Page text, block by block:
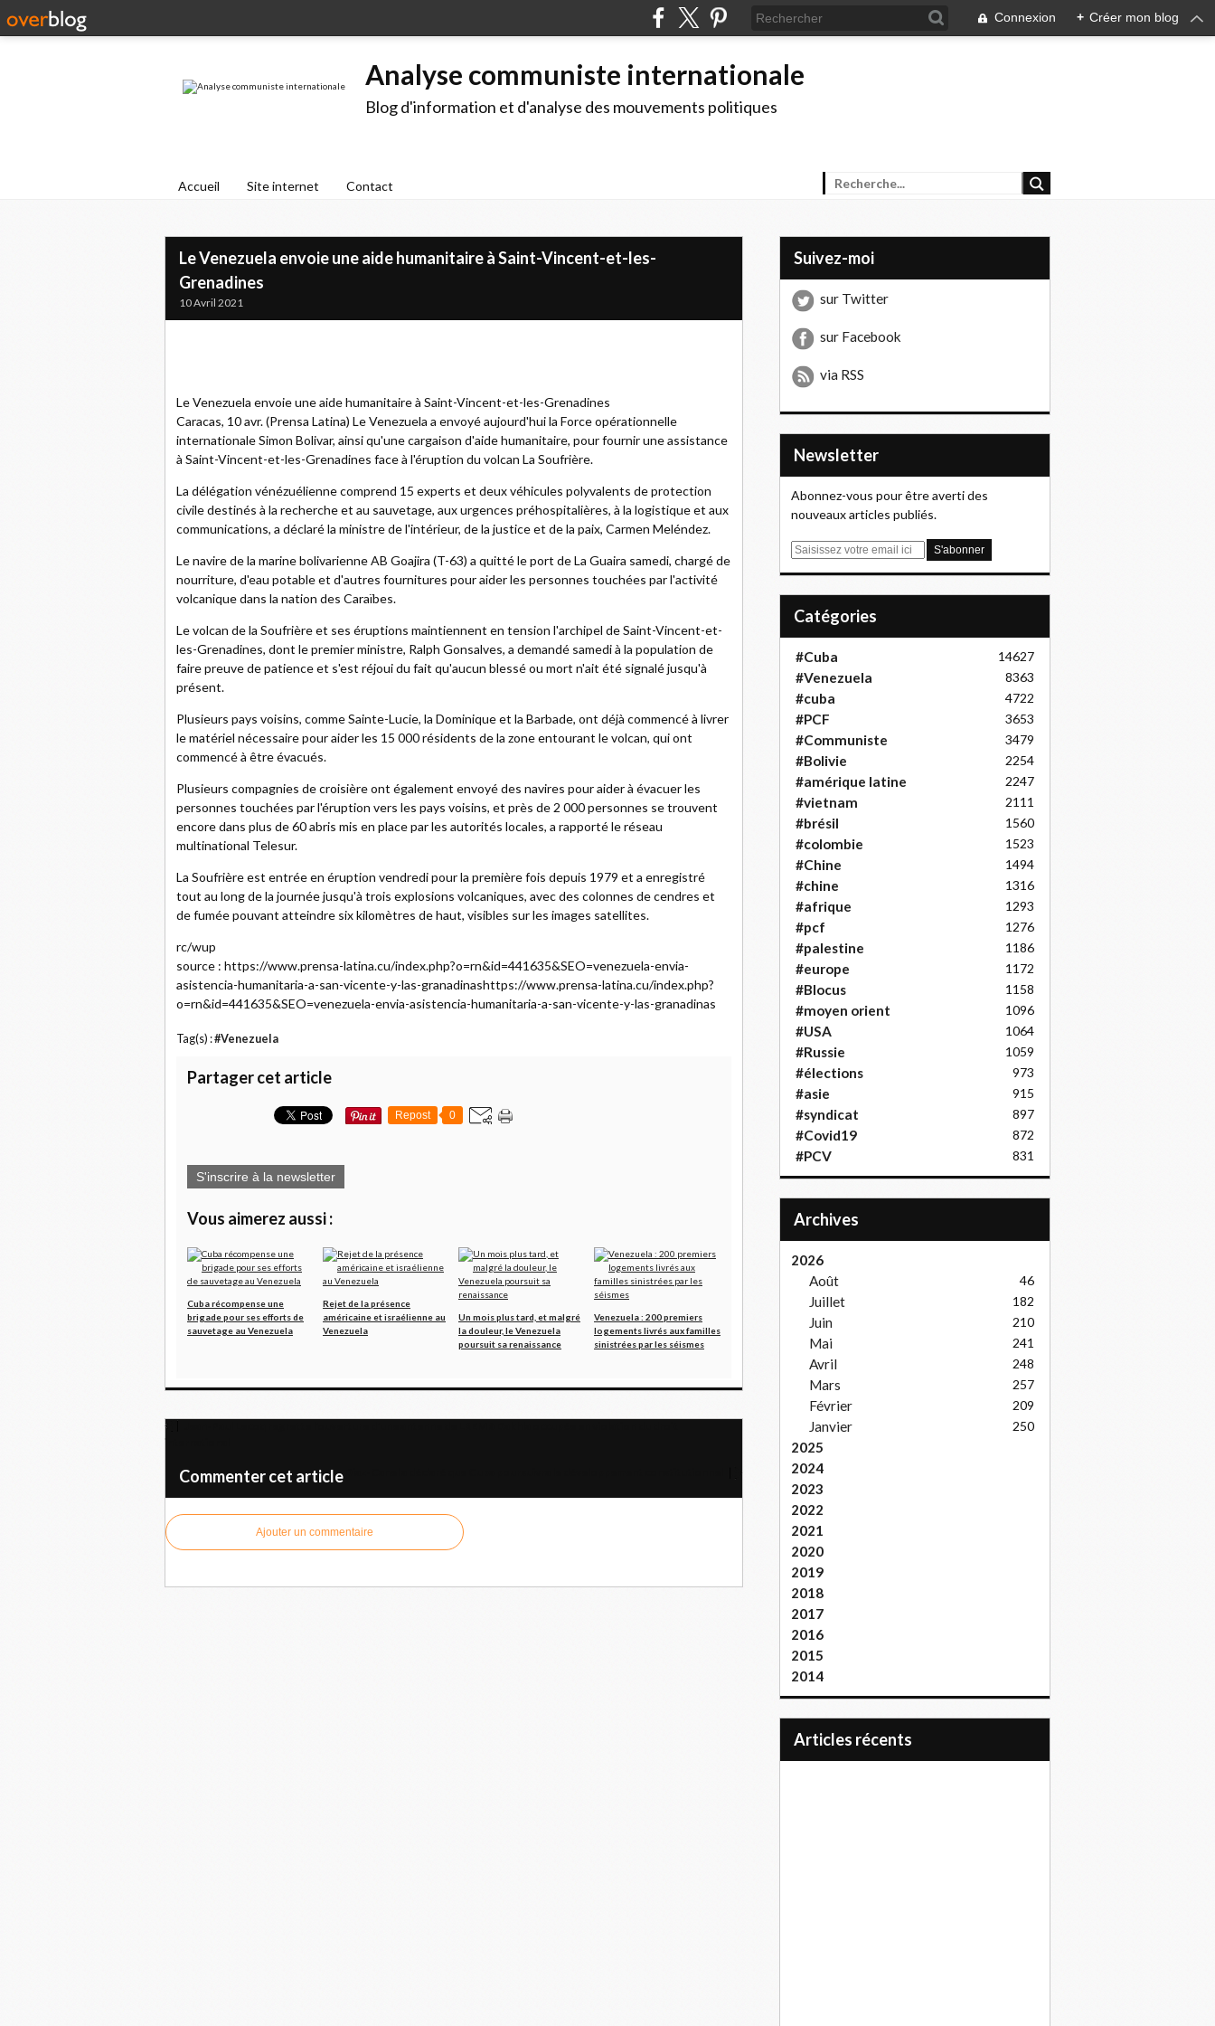
Connexion + Créer mon blog
Analyse communiste internationale
Blog d'information et d'analyse des mouvements politiques
Accueil Site internet Contact
Le Venezuela envoie une aide humanitaire à Saint-Vincent-et-les-
Grenadines
10 Avril 2021
Le Venezuela envoie une aide humanitaire à Saint-Vincent-et-les-Grenadines
Caracas, 10 avr. (Prensa Latina) Le Venezuela a envoyé aujourd'hui la Force opérationnelle
internationale Simon Bolivar, ainsi qu'une cargaison d'aide humanitaire, pour fournir une assistance
à Saint-Vincent-et-les-Grenadines face à l'éruption du volcan La Soufrière.
La délégation vénézuélienne comprend 15 experts et deux véhicules polyvalents de protection
civile destinés à la recherche et au sauvetage, aux urgences préhospitalières, à la logistique et aux
communications, a déclaré la ministre de l'intérieur, de la justice et de la paix, Carmen Meléndez.
Le navire de la marine bolivarienne AB Goajira (T-63) a quitté le port de La Guaira samedi, chargé de
nourriture, d'eau potable et d'autres fournitures pour aider les personnes touchées par l'activité
volcanique dans la nation des Caraïbes.
Le volcan de la Soufrière et ses éruptions maintiennent en tension l'archipel de Saint-Vincent-et-
les-Grenadines, dont le premier ministre, Ralph Gonsalves, a demandé samedi à la population de
faire preuve de patience et s'est réjoui du fait qu'aucun blessé ou mort n'ait été signalé jusqu'à
présent.
Plusieurs pays voisins, comme Sainte-Lucie, la Dominique et la Barbade, ont déjà commencé à livrer
le matériel nécessaire pour aider les 15 000 résidents de la zone entourant le volcan, qui ont
commencé à être évacués.
Plusieurs compagnies de croisière ont également envoyé des navires pour aider à évacuer les
personnes touchées par l'éruption vers les pays voisins, et près de 2 000 personnes se trouvent
encore dans plus de 60 abris mis en place par les autorités locales, a rapporté le réseau
multinational Telesur.
La Soufrière est entrée en éruption vendredi pour la première fois depuis 1979 et a enregistré
tout au long de la journée jusqu'à trois explosions volcaniques, avec des colonnes de cendres et
de fumée pouvant atteindre six kilomètres de haut, visibles sur les images satellites.
rc/wup
source : https://www.prensa-latina.cu/index.php?o=rn&id=441635&SEO=venezuela-envia-
asistencia-humanitaria-a-san-vicente-y-las-granadinashttps://www.prensa-latina.cu/index.php?
o=rn&id=441635&SEO=venezuela-envia-asistencia-humanitaria-a-san-vicente-y-las-granadinas
Tag(s) :#Venezuela
Partager cet article
Repost 0
S'inscrire à la newsletter
Vous aimerez aussi :
Cuba récompense une
brigade pour ses efforts de
sauvetage au Venezuela
Rejet de la présence
américaine et israélienne au
Venezuela
Un mois plus tard, et malgré
la douleur, le Venezuela
poursuit sa renaissance
Venezuela : 200 premiers
logements livrés aux familles
sinistrées par les séismes
international
Commenter cet article
Ajouter un commentaire
Suivez-moi
sur Twitter
sur Facebook
via RSS
Newsletter
Abonnez-vous pour être averti des
nouveaux articles publiés.
E
Catégories
#Cuba 14627
#Venezuela 8363
#cuba 4722
#PCF 3653
#Communiste 3479
#Bolivie 2254
#amérique latine 2247
#vietnam 2111
#brésil 1560
#colombie 1523
#Chine 1494
#chine 1316
#afrique 1293
#pcf 1276
#palestine 1186
#europe 1172
#Blocus 1158
#moyen orient 1096
#USA 1064
#Russie 1059
#élections 973
#asie 915
#syndicat 897
#Covid19 872
#PCV 831
Archives
2026
Août
46
Juillet 182
Juin 210
Mai 241
Avril 248
Mars 257
Février 209
Janvier 250
2025
2024
2023
2022
2021
2020
2019
2018
2017
2016
2015
2014
articles récents